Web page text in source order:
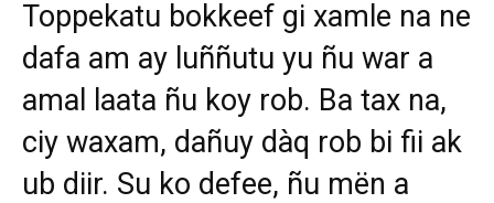
Toppekatu bokkeef gi xamle na ne
dafa am ay luññutu yu ñu war a
amal laata ñu koy rob. Ba tax na,
ciy waxam, dañuy dàq rob bi fii ak
ub diir. Su ko defee, ñu mën a